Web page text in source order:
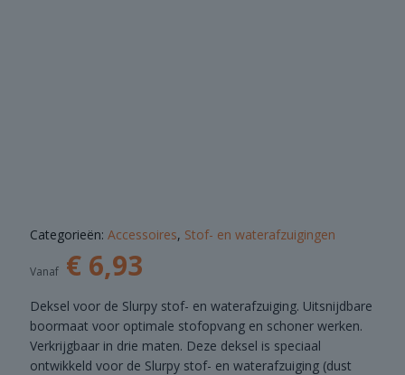
Categorieën: Accessoires, Stof- en waterafzuigingen
Vanaf € 6,93
Deksel voor de Slurpy stof- en waterafzuiging. Uitsnijdbare
boormaat voor optimale stofopvang en schoner werken.
Verkrijgbaar in drie maten. Deze deksel is speciaal
ontwikkeld voor de Slurpy stof- en waterafzuiging (dust